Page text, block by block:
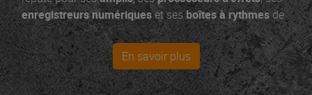
enregistreurs numériqueset sesboîtes à rythmesde
la Boss SD1 en passant par la METAL ZONE. BOSS
vous offre les outils créatifs dont vous avez besoin
pour passer moins de temps à bidouiller et plus de
temps à jouer !
En savoir plus